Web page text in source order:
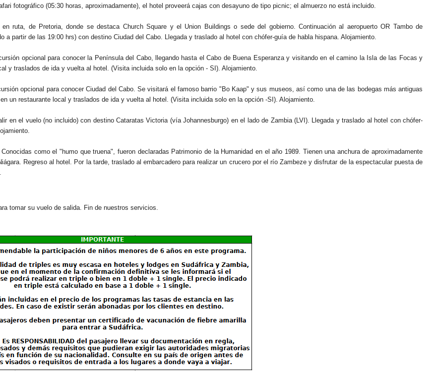
fotográfico (05:30 horas, aproximadamente), el hotel proveerá cajas con desayuno de tipo picnic; el almuerzo no está incluido.
ruta, de Pretoria, donde se destaca Church Square y el Union Buildings o sede del gobierno. Continuación al aeropuerto OR Tambo de
a partir de las 19:00 hrs) con destino Ciudad del Cabo. Llegada y traslado al hotel con chófer-guía de habla hispana. Alojamiento.
opcional para conocer la Península del Cabo, llegando hasta el Cabo de Buena Esperanza y visitando en el camino la Isla de las Focas y
y traslados de ida y vuelta al hotel. (Visita incluida solo en la opción - SI). Alojamiento.
opcional para conocer Ciudad del Cabo. Se visitará el famoso barrio "Bo Kaap" y sus museos, así como una de las bodegas más antiguas
un restaurante local y traslados de ida y vuelta al hotel. (Visita incluida solo en la opción -SI). Alojamiento.
en el vuelo (no incluido) con destino Cataratas Victoria (vía Johannesburgo) en el lado de Zambia (LVI). Llegada y traslado al hotel con chófer-
como el "humo que truena", fueron declaradas Patrimonio de la Humanidad en el año 1989. Tienen una anchura de aproximadamente
Regreso al hotel. Por la tarde, traslado al embarcadero para realizar un crucero por el río Zambeze y disfrutar de la espectacular puesta de
tomar su vuelo de salida. Fin de nuestros servicios.